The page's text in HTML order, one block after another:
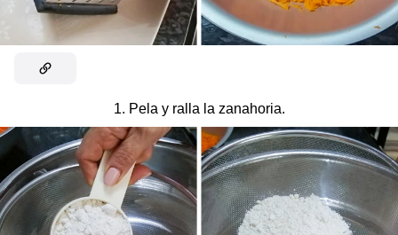
1. Pela y ralla la zanahoria.